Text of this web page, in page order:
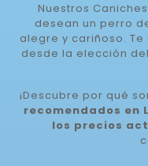
Nuestros
desean un perro
alegre y cariñoso.
desde la elección
¡Descubre por qué
recomendados en
los precios